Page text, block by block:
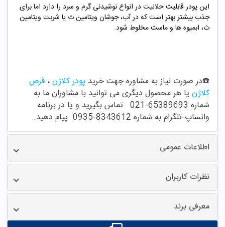
این پودر قابلیت حلالیت در انواع نوشیدنی گرم و سرد را دارد اما برای
جذب بیشتر بهتر است که در آب، جوشان ویتامین ث یا شربت ویتامین
ث، ابمیوه ها و ماست مخلوط شود.
☎️در صورت نیاز به مشاوره جهت خرید پودر کلاژن، قرص
کلاژن یا هر محصول دیگری می توانید با مشاوران ما به
شماره 65389693-021
تماس بگیرید و یا در برنامه
واتساپ-تلگرام به شماره 8343612-0935 پیام دهید.
اطلاعات عمومی
نظرات کاربران
معرفی برند